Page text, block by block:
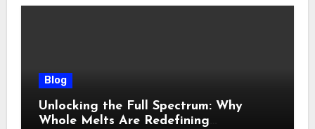
Blog
Unlocking the Full Spectrum: Why
Whole Melts Are Redefining